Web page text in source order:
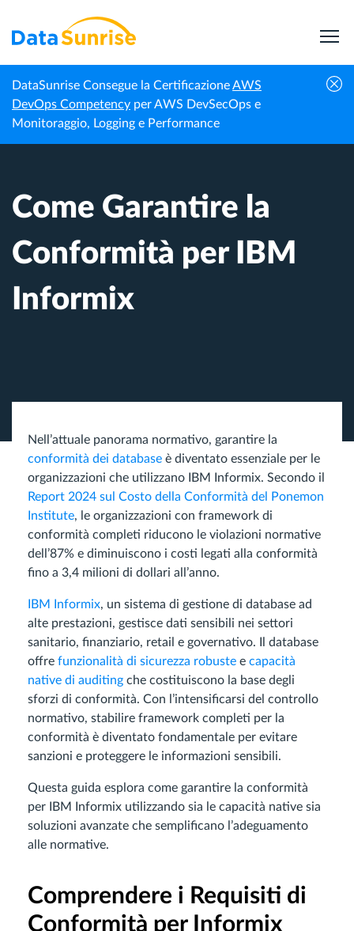
DataSunrise Consegue la CertificazioneAWS
DevOps Competency per AWS DevSecOps e
Monitoraggio, Logging e Performance
Homepage
Centro di
Conoscenza
Come Garantire la Conformità per IBM
Come Garantire la
Conformità per IBM
Informix
Nell’attuale panorama normativo, garantire la
conformità dei database è diventato essenziale per le
organizzazioni che utilizzano IBM Informix. Secondo il
Report 2024 sul Costo della Conformità del Ponemon
Institute, le organizzazioni con framework di
conformità completi riducono le violazioni normative
dell’87% e diminuiscono i costi legati alla conformità
fino a 3,4 milioni di dollari all’anno.
IBM Informix, un sistema di gestione di database ad
alte prestazioni, gestisce dati sensibili nei settori
sanitario, finanziario, retail e governativo. Il database
offre funzionalità di sicurezza robuste e capacità
native di auditing che costituiscono la base degli
sforzi di conformità. Con l’intensificarsi del controllo
normativo, stabilire framework completi per la
conformità è diventato fondamentale per evitare
sanzioni e proteggere le informazioni sensibili.
Questa guida esplora come garantire la conformità
per IBM Informix utilizzando sia le capacità native sia
soluzioni avanzate che semplificano l’adeguamento
alle normative.
Comprendere i Requisiti di
Conformità per Informix